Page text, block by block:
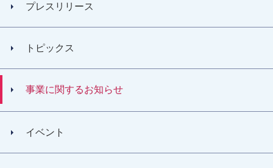
プレスリリース
トピックス
事業に関するお知らせ
イベント